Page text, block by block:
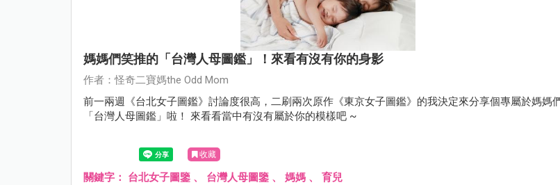
媽媽們笑推的「台灣人母圖鑑」！來看有沒有你的身影
作者：怪奇二寶媽the Odd Mom
前一兩週《台北女子圖鑑》討論度很高，二刷兩次原作《東京女子圖鑑》的我決定來分享個專屬於媽媽
「台灣人母圖鑑」啦！ 來看看當中有沒有屬於你的模樣吧 ~
收藏
關鍵字： 台北女子圖鑒 、 台灣人母圖鑒 、 媽媽 、 育兒